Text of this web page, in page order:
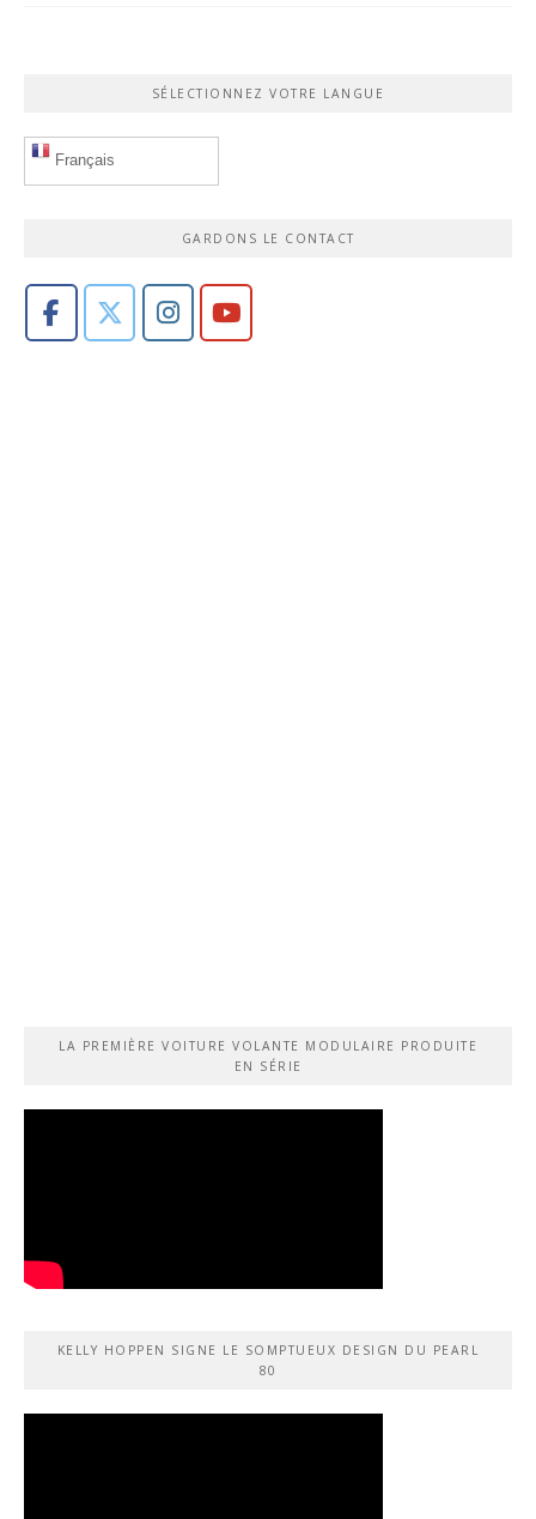
SÉLECTIONNEZ VOTRE LANGUE
Français
GARDONS LE CONTACT
LA PREMIÈRE VOITURE VOLANTE MODULAIRE PRODUITE
EN SÉRIE
KELLY HOPPEN SIGNE LE SOMPTUEUX DESIGN DU PEARL
80